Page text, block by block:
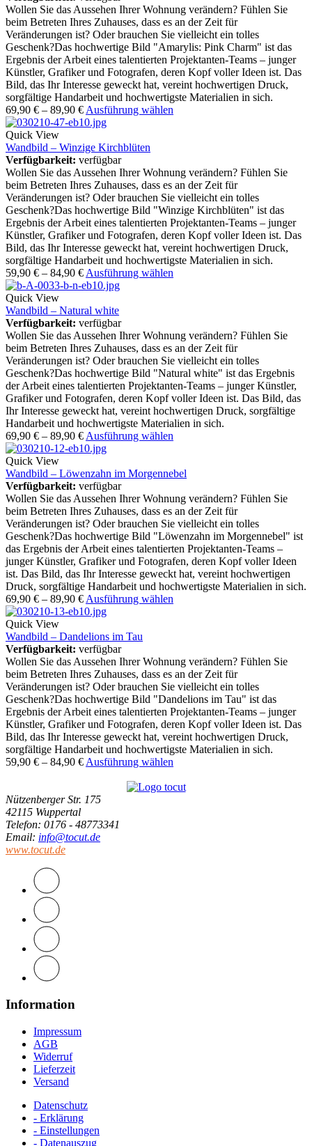
Wollen Sie das Aussehen Ihrer Wohnung verändern? Fühlen Sie
beim Betreten Ihres Zuhauses, dass es an der Zeit für
Veränderungen ist? Oder brauchen Sie vielleicht ein tolles
Geschenk?Das hochwertige Bild "Amarylis: Pink Charm" ist das
Ergebnis der Arbeit eines talentierten Projektanten-Teams – junger
Künstler, Grafiker und Fotografen, deren Kopf voller Ideen ist. Das
Bild, das Ihr Interesse geweckt hat, vereint hochwertigen Druck,
sorgfältige Handarbeit und hochwertigste Materialien in sich.
69,90 € – 89,90 € Ausführung wählen
Quick View
Wandbild – Winzige Kirchblüten
Verfügbarkeit: verfügbar
Wollen Sie das Aussehen Ihrer Wohnung verändern? Fühlen Sie
beim Betreten Ihres Zuhauses, dass es an der Zeit für
Veränderungen ist? Oder brauchen Sie vielleicht ein tolles
Geschenk?Das hochwertige Bild "Winzige Kirchblüten" ist das
Ergebnis der Arbeit eines talentierten Projektanten-Teams – junger
Künstler, Grafiker und Fotografen, deren Kopf voller Ideen ist. Das
Bild, das Ihr Interesse geweckt hat, vereint hochwertigen Druck,
sorgfältige Handarbeit und hochwertigste Materialien in sich.
59,90 € – 84,90 € Ausführung wählen
Quick View
Wandbild – Natural white
Verfügbarkeit: verfügbar
Wollen Sie das Aussehen Ihrer Wohnung verändern? Fühlen Sie
beim Betreten Ihres Zuhauses, dass es an der Zeit für
Veränderungen ist? Oder brauchen Sie vielleicht ein tolles
Geschenk?Das hochwertige Bild "Natural white" ist das Ergebnis
der Arbeit eines talentierten Projektanten-Teams – junger Künstler,
Grafiker und Fotografen, deren Kopf voller Ideen ist. Das Bild, das
Ihr Interesse geweckt hat, vereint hochwertigen Druck, sorgfältige
Handarbeit und hochwertigste Materialien in sich.
69,90 € – 89,90 € Ausführung wählen
Quick View
Wandbild – Löwenzahn im Morgennebel
Verfügbarkeit: verfügbar
Wollen Sie das Aussehen Ihrer Wohnung verändern? Fühlen Sie
beim Betreten Ihres Zuhauses, dass es an der Zeit für
Veränderungen ist? Oder brauchen Sie vielleicht ein tolles
Geschenk?Das hochwertige Bild "Löwenzahn im Morgennebel" ist
das Ergebnis der Arbeit eines talentierten Projektanten-Teams –
junger Künstler, Grafiker und Fotografen, deren Kopf voller Ideen
ist. Das Bild, das Ihr Interesse geweckt hat, vereint hochwertigen
Druck, sorgfältige Handarbeit und hochwertigste Materialien in sich.
69,90 € – 89,90 € Ausführung wählen
Quick View
Wandbild – Dandelions im Tau
Verfügbarkeit: verfügbar
Wollen Sie das Aussehen Ihrer Wohnung verändern? Fühlen Sie
beim Betreten Ihres Zuhauses, dass es an der Zeit für
Veränderungen ist? Oder brauchen Sie vielleicht ein tolles
Geschenk?Das hochwertige Bild "Dandelions im Tau" ist das
Ergebnis der Arbeit eines talentierten Projektanten-Teams – junger
Künstler, Grafiker und Fotografen, deren Kopf voller Ideen ist. Das
Bild, das Ihr Interesse geweckt hat, vereint hochwertigen Druck,
sorgfältige Handarbeit und hochwertigste Materialien in sich.
59,90 € – 84,90 € Ausführung wählen
Nützenberger Str. 175
42115 Wuppertal
Telefon: 0176 - 48773341
Email: info@tocut.de
www.tocut.de
Information
Impressum
AGB
Widerruf
Lieferzeit
Versand
Datenschutz
- Erklärung
- Einstellungen
- Datenauszug